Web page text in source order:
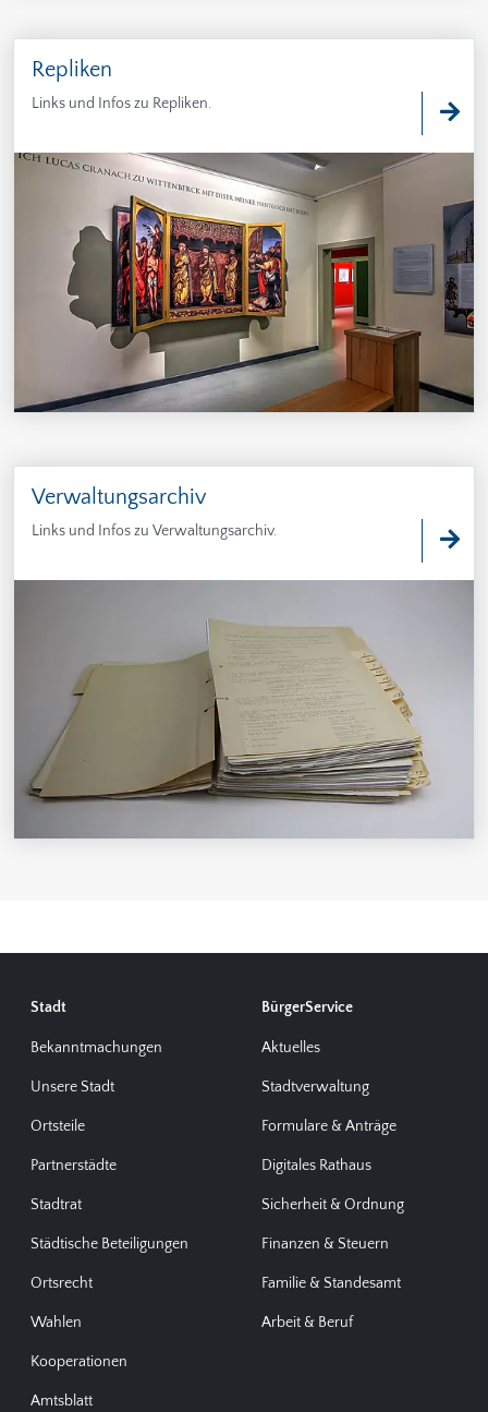
Repliken
Links und Infos zu Repliken.
Verwaltungsarchiv
Links und Infos zu Verwaltungsarchiv.
Stadt
Bekanntmachungen
Unsere Stadt
Ortsteile
Partnerstädte
Stadtrat
Städtische Beteiligungen
Ortsrecht
Wahlen
Kooperationen
Amtsblatt
BürgerService
Aktuelles
Stadtverwaltung
Formulare & Anträge
Digitales Rathaus
Sicherheit & Ordnung
Finanzen & Steuern
Familie & Standesamt
Arbeit & Beruf